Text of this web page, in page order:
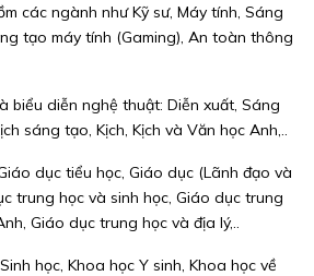
các ngành như Kỹ sư, Máy tính, Sáng
tạo máy tính (Gaming), An toàn thông
biểu diễn nghệ thuật: Diễn xuất, Sáng
sáng tạo, Kịch, Kịch và Văn học Anh,..
dục tiểu học, Giáo dục (Lãnh đạo và
trung học và sinh học, Giáo dục trung
Giáo dục trung học và địa lý,..
học, Khoa học Y sinh, Khoa học về